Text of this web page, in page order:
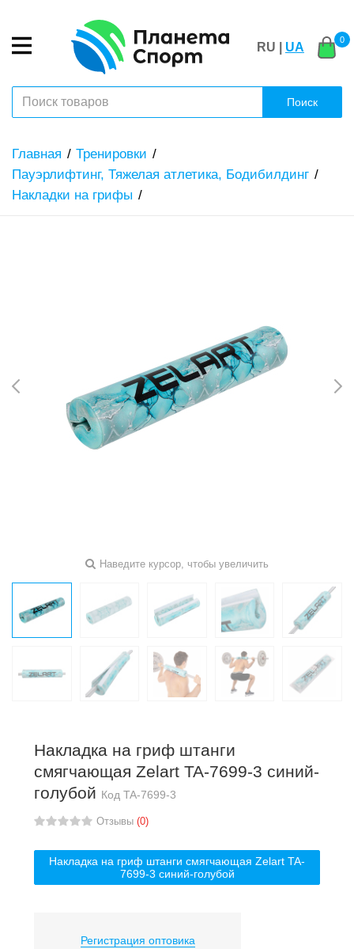
RU | UA
0
Поиск
Главная
Тренировки
Пауэрлифтинг, Тяжелая атлетика, Бодибилдинг
Накладки на грифы
Наведите курсор, чтобы увеличить
Накладка на гриф штанги
смягчающая Zelart TA-7699-3 синий-
голубой Код TA-7699-3
Отзывы (0)
Накладка на гриф штанги смягчающая Zelart TA-
7699-3 синий-голубой
Регистрация оптовика